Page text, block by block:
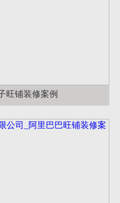
旺铺装修案例